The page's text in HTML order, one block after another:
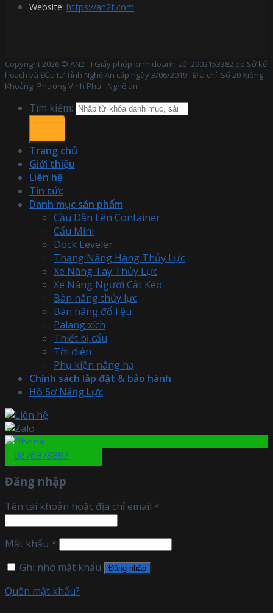
Website: https://an2t.com
Copyright 2026 © AN2T I Giấy phép kinh doanh số: 2902153382 do Sở kế
hoạch và Đầu tư Tỉnh Nghệ An cấp ngày 3/06/2019 I Địa chỉ: Số 20 Xiêng
Khoảng- Phường Vinh Phú - Nghệ an
Tìm kiếm:
Trang chủ
Giới thiệu
Liên hệ
Tin tức
Danh mục sản phẩm
Cầu Dẫn Lên Container
Cẩu Mini
Dock Leveler
Thang Nâng Hàng Thủy Lực
Xe Nâng Tay Thủy Lực
Xe Nâng Người Cắt Kéo
Bàn nâng thủy lực
Bàn nâng đổ liệu
Palang xích
Thiết bị cẩu
Tời điện
Phụ kiện nâng hạ
Chính sách lắp đặt & bảo hành
Hồ Sơ Năng Lực
0876978887
Đăng nhập
Tên tài khoản hoặc địa chỉ email *
Mật khẩu *
Ghi nhớ mật khẩu
Đăng nhập
Quên mật khẩu?